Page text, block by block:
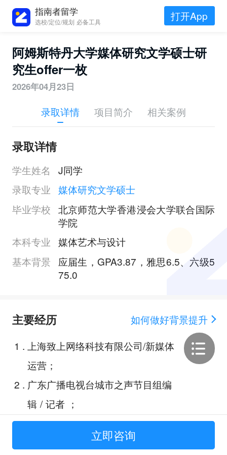
指南者留学
选校/定位/规划 必备工具 打开App
阿姆斯特丹大学媒体研究文学硕士研
究生offer一枚
2026年04月23日
录取详情 项目简介 相关案例
录取详情
学生姓名
J同学
录取专业 媒体研究文学硕士
毕业学校 北京师范大学香港浸会大学联合国际
学院
本科专业 媒体艺术与设计
基本背景
应届生，GPA3.87，雅思6.5、六级5
75.0
主要经历
如何做好背景提升
1 . 上海致上网络科技有限公司/新媒体
运营；
2 . 广东广播电视台城市之声节目组编
辑 / 记者 ；
3.珠海市政府首届乡村设计竞赛；
广东省海上丝绸之路策展大赛；
立即咨询